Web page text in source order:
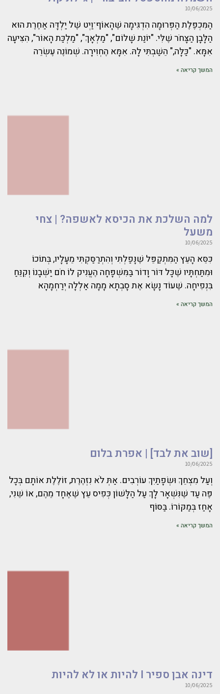
10/06/2025
הַמִּכְפֶּלֶת הַפְּרוּמָה הִדְגִּימָה שֶׁהָאוֹף־וַיְט שֶׁל יַלְדָּה אַחֶרֶת הוּא
הַלָּבָן הַצָּחֹר שֶׁלִּי. "יוֹנַת שָׁלוֹם", "מַלְאָךְ", "מַלְכַּת הָאוֹר", הִצִּיעָה
אִמָּא. "כַּלָּה," הֵשַׁבְתִּי לָהּ. אִמָּא הֶחְוִירָה. שְׁמוֹנֶה עֶשְׂרֵה
המשך קריאה »
למה השלכת את הכיסא לאשפה? | צחי
משעל
10/06/2025
כִּסֵּא הָעֵץ הַמִּתְקַפֵּל שֶׁנָּפַלְתִּי וְהִתְרַסַּקְתִּי מֵעָלָיו, בְּתוֹכוֹ
וּמִתַּחְתָּיו שֶׁכָּל דּוֹר וָדוֹר בַּמִּשְׁפָּחָה הֶעֱנִיק לוֹ חֹם יַשְׁבָנוֹ וְקִנֵּחַ
בִּנְפִיחָה. שֶׁעוֹד נָשָׂא אֶת סָבְתָא מָמָה אַלְלָה יְרַחְמָהָא
המשך קריאה »
[שוב את לבד] | אפרת בלום
10/06/2025
וְעַל מִצְחֵךְ וּשְׂפָתַיִךְ עוֹרְבִים. אַתְּ לֹא נִזְהֶרֶת, זוֹלֶלֶת אוֹתָם בְּכָל
פֶּה עַד שֶׁנִּשְׁאָר לָךְ עַל הַלָּשׁוֹן כְּפִיס עֵץ שֶׁאֶחָד מֵהֶם, אוֹ שֵׁנִי,
אָחַז בְּמַקּוֹרוֹ. בַּסּוֹף
המשך קריאה »
דינה אבן ספיר I להיות או לא להיות
10/06/2025